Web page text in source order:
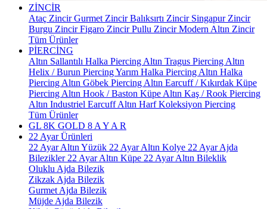
ZİNCİR
Ataç ZincirGurmet ZincirBalıksırtı Zincir Singapur Zincir
Burgu ZincirFigaro ZincirPullu ZincirModern Altın Zincir
Tüm Ürünler
PİERCİNG
Altın Sallantılı Halka Piercing Altın Tragus Piercing Altın
Helix / Burun PiercingYarım Halka Piercing Altın Halka
Piercing Altın Göbek Piercing Altın Earcuff / Kıkırdak Küpe
Piercing Altın Hook / Baston Küpe Altın Kaş / Rook Piercing
Altın Industriel EarcuffAltın Harf Koleksiyon Piercing
Tüm Ürünler
GL 8K GOLD 8 A Y A R
22 Ayar Ürünleri
22 Ayar Altın Yüzük 22 Ayar Altın Kolye 22 Ayar Ajda
Bilezikler 22 Ayar Altın Küpe 22 Ayar Altın Bileklik
Oluklu Ajda Bilezik
Zikzak Ajda Bilezik
Gurmet Ajda Bilezik
Müjde Ajda Bilezik